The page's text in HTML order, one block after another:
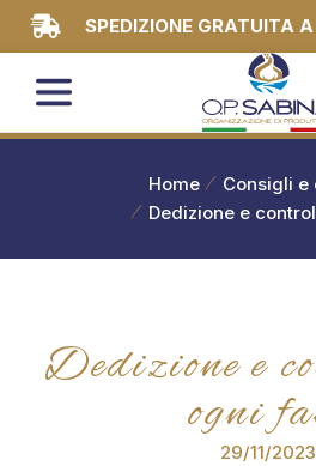
SPEDIZIONE GRATUITA
Home
Consigli e
Dedizione e
Dedizione e
ogni
29/11/2023